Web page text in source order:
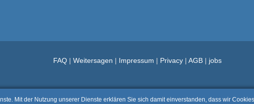
FAQ| Weitersagen | Impressum | Privacy| AGB| jobs
Mit der Nutzung unserer Dienste erklären Sie sich damit einverstanden, dass wir